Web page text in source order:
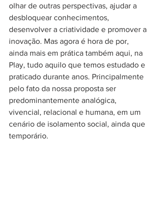
olhar de outras perspectivas, ajudar a
desbloquear conhecimentos,
desenvolver a criatividade e promover a
inovação. Mas agora é hora de por,
ainda mais em prática também aqui, na
Play, tudo aquilo que temos estudado e
praticado durante anos. Principalmente
pelo fato da nossa proposta ser
predominantemente analógica,
vivencial, relacional e humana, em um
cenário de isolamento social, ainda que
temporário.